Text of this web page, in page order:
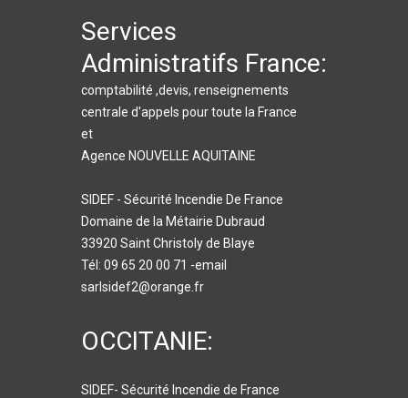
Services
Administratifs France:
comptabilité ,devis, renseignements
centrale d'appels pour toute la France
et
Agence NOUVELLE AQUITAINE
SIDEF - Sécurité Incendie De France
Domaine de la Métairie Dubraud
33920 Saint Christoly de Blaye
Tél: 09 65 20 00 71 -email
sarlsidef2@orange.fr
OCCITANIE:
SIDEF- Sécurité Incendie de France